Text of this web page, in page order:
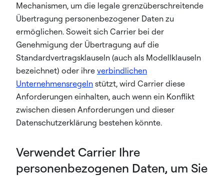
Mechanismen, um die legale grenzüberschreitende
Übertragung personenbezogener Daten zu
ermöglichen. Soweit sich Carrier bei der
Genehmigung der Übertragung auf die
Standardvertragsklauseln (auch als Modellklauseln
bezeichnet) oder ihre verbindlichen
Unternehmensregeln stützt, wird Carrier diese
Anforderungen einhalten, auch wenn ein Konflikt
zwischen diesen Anforderungen und dieser
Datenschutzerklärung bestehen könnte.
Verwendet Carrier Ihre
personenbezogenen Daten, um Sie